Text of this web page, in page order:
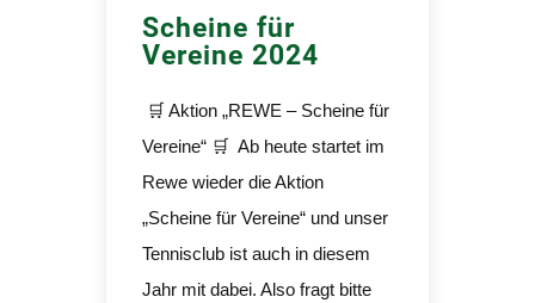
Scheine für
Vereine 2024
🛒 Aktion „REWE – Scheine für
Vereine“ 🛒 Ab heute startet im
Rewe wieder die Aktion
„Scheine für Vereine“ und unser
Tennisclub ist auch in diesem
Jahr mit dabei. Also fragt bitte